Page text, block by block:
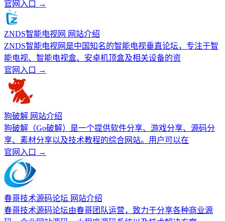
官网入口 →
ZNDS智能电视网 网站介绍
ZNDS智能电视网是中国知名的智能电视垂直论坛，专注于智
能电视、智能电视盒、安卓机顶盒及相关设备的资
官网入口 →
狗破解 网站介绍
狗破解（Go破解）是一个提供软件分享、游戏分享、源码分
享、素材分享以及技术教程的综合网站。用户可以在
官网入口 →
春哥技术源码论坛 网站介绍
春哥技术源码论坛由春哥团队运营，致力于分享各种商业源